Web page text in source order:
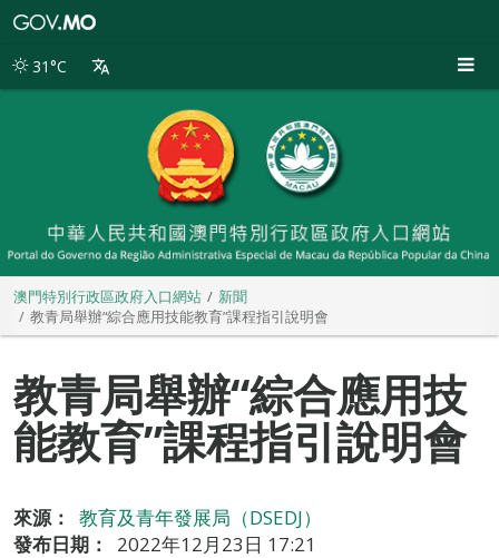
別
31°C
澳門特別行政區政府入口網站
新聞
教青局舉辦“綜合應用技能教育”課程指引說明會
教青局舉辦“綜合應用技
能教育”課程指引說明會
來源：
教育及青年發展局（DSEDJ）
發布日期：
2022年12月23日 17:21